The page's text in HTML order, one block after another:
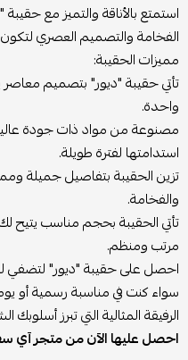
استمتع بالأناقة والتميز مع
الفخامة والتصميم العصري
مميزات الحقيبة:
تأتي حقيبة "ديور" بتصميم
واحدة.
مصنوعة من مواد ذات جودة
استدامتها لفترة طويلة.
تزين الحقيبة بتفاصيل جميلة
والفخامة.
تأتي الحقيبة بحجم مناسب
مرتب ومنظم.
احصل على حقيبة "ديور" لتضفي
سواء كنت في مناسبة رسمية أو
الرفيقة المثالية التي تبرز
احصل عليها الآن من متجر آي